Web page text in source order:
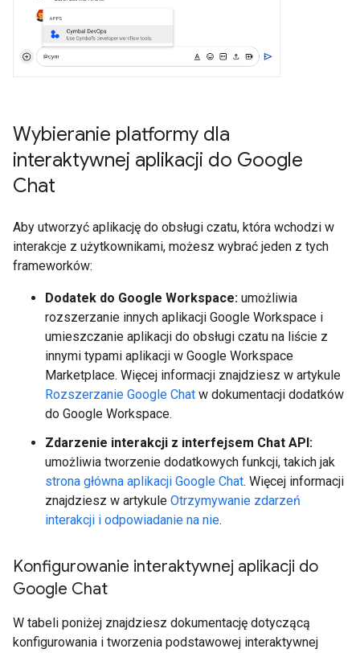
Wybieranie platformy dla
interaktywnej aplikacji do Google
Chat
Aby utworzyć aplikację do obsługi czatu, która wchodzi w
interakcje z użytkownikami, możesz wybrać jeden z tych
frameworków:
Dodatek do Google Workspace: umożliwia
rozszerzanie innych aplikacji Google Workspace i
umieszczanie aplikacji do obsługi czatu na liście z
innymi typami aplikacji w Google Workspace
Marketplace. Więcej informacji znajdziesz w artykule
Rozszerzanie Google Chat w dokumentacji dodatków
do Google Workspace.
Zdarzenie interakcji z interfejsem Chat API:
umożliwia tworzenie dodatkowych funkcji, takich jak
strona główna aplikacji Google Chat. Więcej informacji
znajdziesz w artykule Otrzymywanie zdarzeń
interakcji i odpowiadanie na nie.
Konfigurowanie interaktywnej aplikacji do
Google Chat
W tabeli poniżej znajdziesz dokumentację dotyczącą
konfigurowania i tworzenia podstawowej interaktywnej